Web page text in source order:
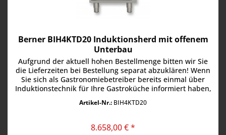
Berner BIH4KTD20 Induktionsherd mit offenem
Unterbau
Aufgrund der aktuell hohen Bestellmenge bitten wir Sie
die Lieferzeiten bei Bestellung separat abzuklären! Wenn
Sie sich als Gastronomiebetreiber bereits einmal über
Induktionstechnik für Ihre Gastroküche informiert haben,
Artikel-Nr.: BIH4KTD20
8.658,00 € *